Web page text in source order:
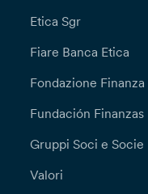
Etica Sgr
Fiare Banca Etica
Fondazione Finanza
Fundación Finanzas
Gruppi Soci e Socie
Valori